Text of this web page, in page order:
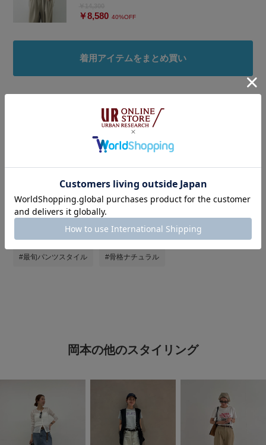
￥8,580 40%OFF
着用アイテムをまとめ買い
タグ
#休日スタイル #春夏コーデ #30代コーデ #サンダル
#フェススタイル #厚底シューズ
#トートバッグ #シャツスタイル
#最旬パンツスタイル #骨格ナチュラル
岡本の他のスタイリング